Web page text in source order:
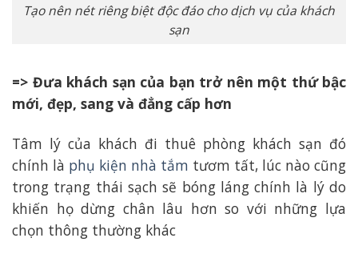
Tạo nên nét riêng biệt độc đáo cho dịch vụ của khách
sạn
=> Đưa khách sạn của bạn trở nên một thứ bậc
mới, đẹp, sang và đẳng cấp hơn
Tâm lý của khách đi thuê phòng khách sạn đó
chính là phụ kiện nhà tắm tươm tất, lúc nào cũng
trong trạng thái sạch sẽ bóng láng chính là lý do
khiến họ dừng chân lâu hơn so với những lựa
chọn thông thường khác